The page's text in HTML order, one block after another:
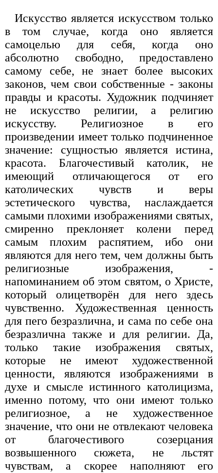
Искусство является искусством только
в том случае, когда оно является
самоцелью для себя, когда оно
абсолютно свободно, предоставлено
самому себе, не знает более высоких
законов, чем свои собственные - законы
правды и красоты. Художник подчиняет
не искусство религии, а религию
искусству. Религиозное в его
произведении имеет только подчиненное
значение: сущностью является истина,
красота. Благочестивый католик, не
имеющий отличающегося от его
католических чувств и веры
эстетического чувства, наслаждается
самыми плохими изображениями святых,
смиренно преклоняет колени перед
самым плохим распятием, ибо они
являются для него тем, чем должны быть
религиозные изображения, -
напоминанием об этом святом, о Христе,
который олицетворён для него здесь
чувственно. Художественная ценность
для пего безразлична, и сама по себе она
безразлична также и для религии. Да,
только такие изображения святых,
которые не имеют художественной
ценности, являются изображениями в
духе и смысле истинного католицизма,
именно потому, что они имеют только
религиозное, а не художественное
значение, что они не отвлекают человека
от благочестивого созерцания
возвышенного сюжета, не льстят
чувствам, а скорее наполняют его